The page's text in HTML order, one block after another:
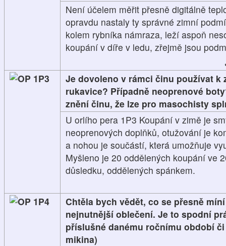
Není účelem měřit přesně digitálně
opravdu nastaly ty správné zimní
kolem rybníka námraza, leží aspoň
koupání v díře v ledu, zřejmě jsou
1P3
Je dovoleno v rámci činu používat k
rukavice? Případně neoprenové
znění činu, že lze pro masochisty
U orlího pera 1P3 Koupání v zimě je
neoprenových doplňků, otužování je
a nohou je součástí, která umožňuje
Myšleno je 20 oddělených koupání ve
důsledku, oddělených spánkem.
1P4
Chtěla bych vědět, co se přesně
nejnutnější oblečení. Je to spodní
příslušné danému ročnímu období
mikina)